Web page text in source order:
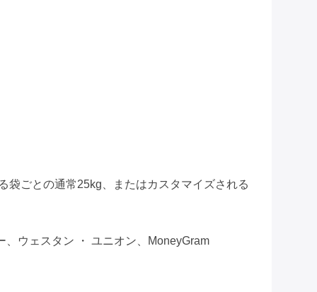
袋ごとの通常25kg、またはカスタマイズされる
、ウェスタン ・ ユニオン、MoneyGram